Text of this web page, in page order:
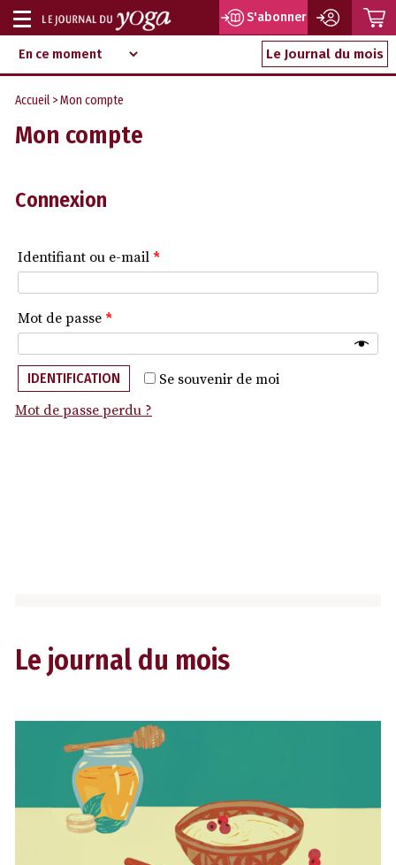
Aller
au
contenu
d‘information
indépendant
Afficher
ou
masquer
la
navigation
S'abonner
Le Journal du mois
Accueil > Mon compte
Mon compte
Connexion
Identifiant ou e-mail *
Mot de passe *
Se souvenir de moi
IDENTIFICATION
Mot de passe perdu ?
Le journal du mois